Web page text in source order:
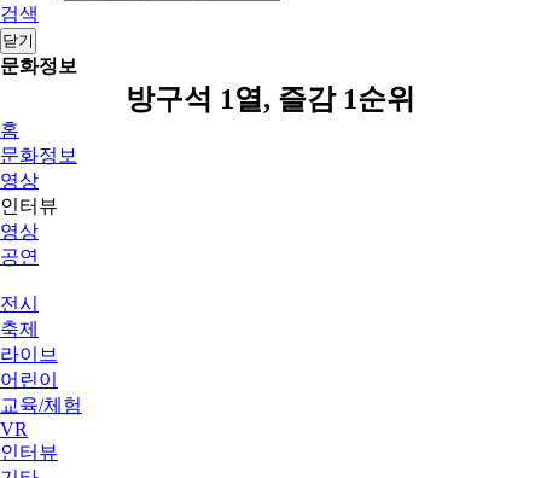
검색
닫기
문화정보
방구석 1열, 즐감 1순위
홈
문화정보
영상
인터뷰
영상
공연
전시
축제
라이브
어린이
교육/체험
VR
인터뷰